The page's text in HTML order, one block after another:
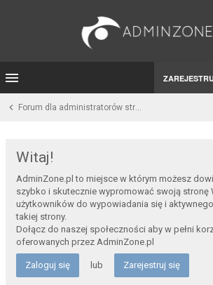
Forum dla administratorów stron WWW i developerów
Witaj!
AdminZone.pl to miejsce w którym możesz
szybko i skutecznie wypromować swoją stronę
użytkowników do wypowiadania się i aktywnego
takiej strony.
Dołącz do naszej społeczności aby w pełni
oferowanych przez AdminZone.pl
Zaloguj się lub Zarejestruj się